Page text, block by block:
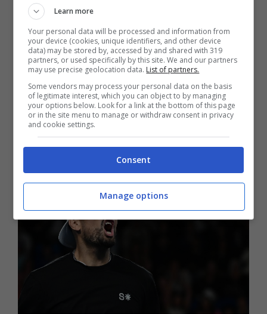
per lanciare frecciate ai danni dell’azzurro, più
o meno esplicite. Un atteggiamento che ha
alimentato l’idea di una rivalità sbilanciata: da
una parte Kyrgios, sempre pronto a
commentare; dall’altra Sinner, molto più
silenzioso e concentrato sul campo,
bravissimo a lasciar correre.
Learn more
Your personal data will be processed and information from
your device (cookies, unique identifiers, and other device
data) may be stored by, accessed by and shared with 319
partners, or used specifically by this site. We and our partners
may use precise geolocation data. List of partners.
Some vendors may process your personal data on the basis
of legitimate interest, which you can object to by managing
your options below. Look for a link at the bottom of this page
or in the site menu to manage or withdraw consent in privacy
and cookie settings.
Consent
Manage options